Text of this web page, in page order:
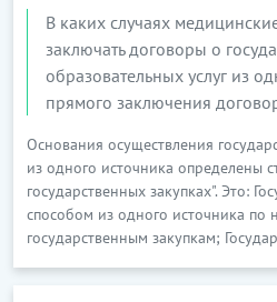
В каких случаях
заключать договоры о
образовательных услуг из
прямого заключения
Основания осуществления
из одного источника определены
государственных закупках". Это:
способом из одного источника по
государственным закупкам;